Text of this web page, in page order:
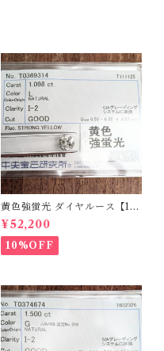
黄色強蛍光 ダイヤルース【1.0
98ct】PRO208215
¥52,200
10%OFF